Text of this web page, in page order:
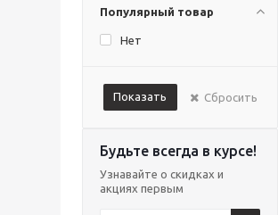
Популярный товар
Нет
Показать Сбросить
Будьте всегда в курсе!
Узнавайте о скидках и
акциях первым